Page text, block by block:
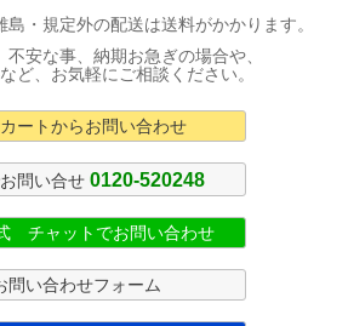
・規定外の配送は送料がかかります。
安な事、納期お急ぎの場合や、
ど、お気軽にご相談ください。
ートからお問い合わせ
問い合せ 0120-520248
チャットでお問い合わせ
問い合わせフォーム